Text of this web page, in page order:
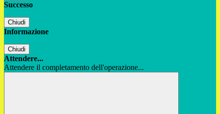
Successo
Chiudi
Informazione
Chiudi
Attendere...
Attendere il completamento dell'operazione...